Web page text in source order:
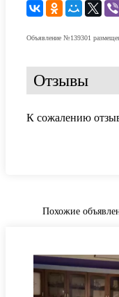
Объявление №139301
Отзывы
К сожалению
Похожие